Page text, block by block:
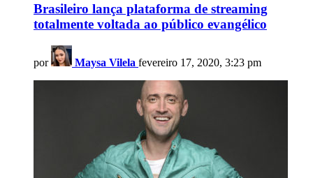
Brasileiro lança plataforma de streaming
totalmente voltada ao público evangélico
por Maysa Vilela fevereiro 17, 2020, 3:23 pm